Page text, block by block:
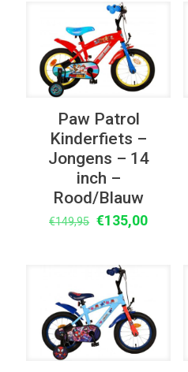
Paw Patrol
Kinderfiets –
Jongens – 14
inch –
Rood/Blauw
€149,95 Oorspronkelijke
€149,95.
€135,00Huidige